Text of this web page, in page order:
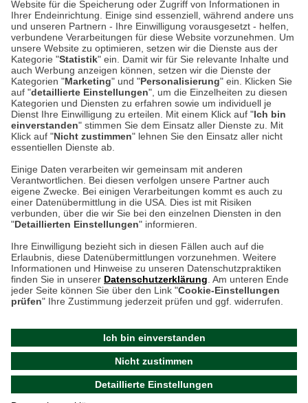
Website für die Speicherung oder Zugriff von Informationen in
Ihrer Endeinrichtung. Einige sind essenziell, während andere uns
und unseren Partnern - Ihre Einwilligung vorausgesetzt - helfen,
verbundene Verarbeitungen für diese Website vorzunehmen. Um
unsere Website zu optimieren, setzen wir die Dienste aus der
Kategorie "Statistik" ein. Damit wir für Sie relevante Inhalte und
auch Werbung anzeigen können, setzen wir die Dienste der
Kategorien "Marketing" und "Personalisierung" ein. Klicken Sie
auf "detaillierte Einstellungen", um die Einzelheiten zu diesen
Kategorien und Diensten zu erfahren sowie um individuell je
Dienst Ihre Einwilligung zu erteilen. Mit einem Klick auf "Ich bin
einverstanden" stimmen Sie dem Einsatz aller Dienste zu. Mit
Klick auf "Nicht zustimmen" lehnen Sie den Einsatz aller nicht
essentiellen Dienste ab.
Einige Daten verarbeiten wir gemeinsam mit anderen
Verantwortlichen. Bei diesen verfolgen unsere Partner auch
eigene Zwecke. Bei einigen Verarbeitungen kommt es auch zu
einer Datenübermittlung in die USA. Dies ist mit Risiken
verbunden, über die wir Sie bei den einzelnen Diensten in den
"Detaillierten Einstellungen" informieren.
Ihre Einwilligung bezieht sich in diesen Fällen auch auf die
Erlaubnis, diese Datenübermittlungen vorzunehmen. Weitere
Informationen und Hinweise zu unseren Datenschutzpraktiken
finden Sie in unserer Datenschutzerklärung . Am unteren Ende
jeder Seite können Sie über den Link "Cookie-Einstellungen
prüfen" Ihre Zustimmung jederzeit prüfen und ggf. widerrufen.
Ich bin einverstanden
Nicht zustimmen
Detaillierte Einstellungen
Unser Geschäft in Meckenheim
Auf dem Steinbüchel 6
53340 Meckenheim
Montag bis Samstag 9:00 Uhr bis 18:00 Uhr
weitere Information
Hier finden Sie uns im Netz
AGB Rücksendung von Waren Datenschutz
Impressum
Kontakt
Zur Echtheit von Bewertungen
Hinweisgeber-Schutzgesetz
Barrierefreiheit unserer Website
am 06.08.2026 um 15:17
2024 THE BRITISH SHOP
Versandhandel GmbH & Co. KG
Cookie-Einstellungen in Ihrem Browser
ACHTUNG!
Ihr Browser speichert aktuell keine Cookies!
Leider können Sie in diesem Fall unseren Online-Shop
Bitte stellen Sie sicher, dass Ihr Browser unsere funktionalen
Cookies für die Dauer Ihres Besuchs auf unserer Website
akzeptiert. Unabhängig davon können Sie entscheiden,